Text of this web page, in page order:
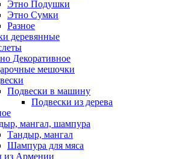
Этно Подушки
Этно Сумки
Разное
деревянные
Декоративное
мешочки
Подвески в машину
Подвески из дерева
мангал, шампура
Тандыр, мангал
Шампура для мяса
из Армении